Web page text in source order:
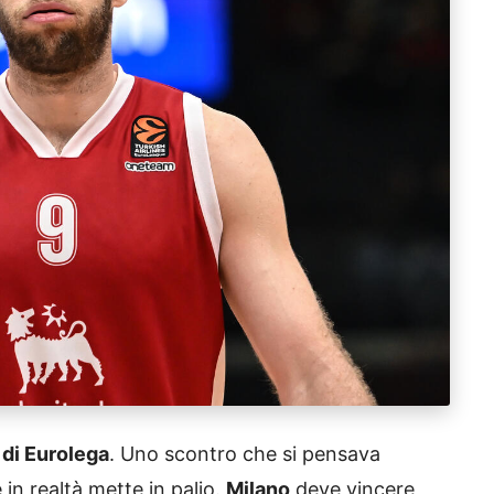
Eurolega. Uno scontro che si pensava